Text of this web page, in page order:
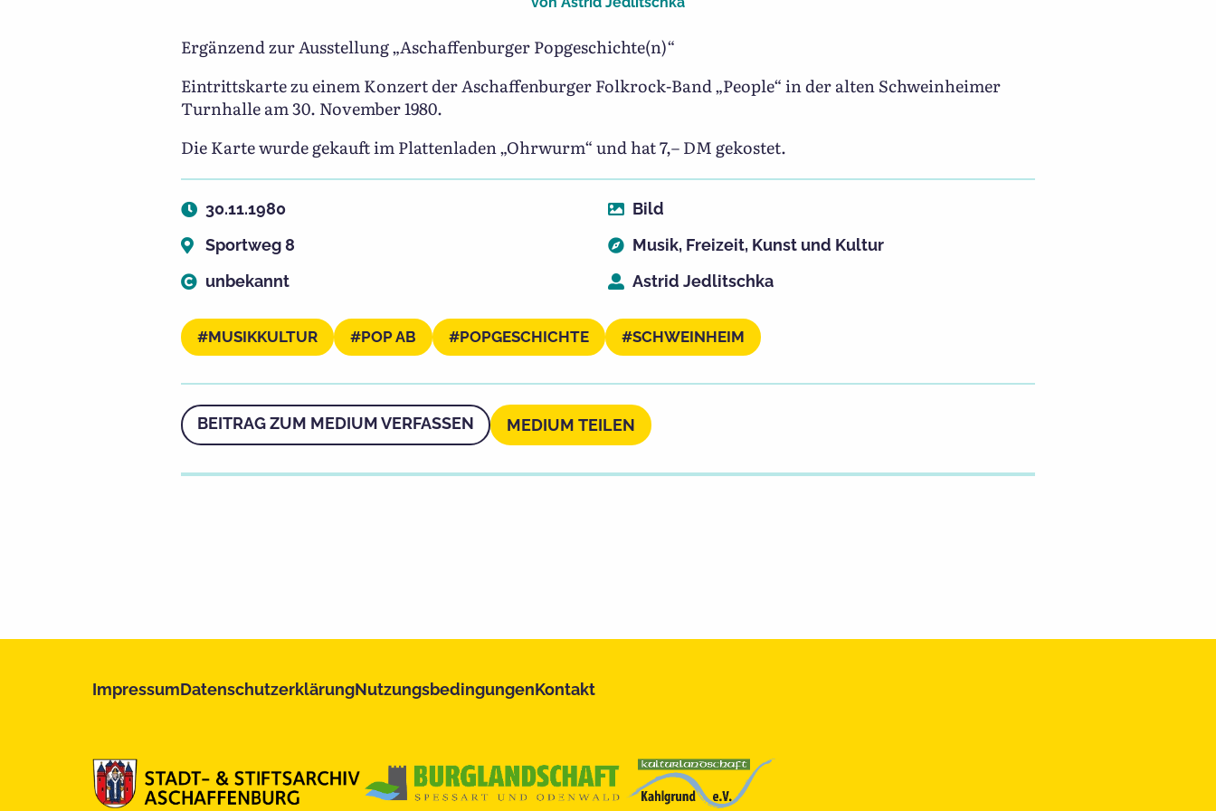
Ergänzend zur Ausstellung „Aschaffenburger Popgeschichte(n)“
Eintrittskarte zu einem Konzert der Aschaffenburger Folkrock-Band „People“ in der alten Schweinheimer
Turnhalle am 30. November 1980.
Die Karte wurde gekauft im Plattenladen „Ohrwurm“ und hat 7,– DM gekostet.
30.11.1980
Sportweg 8
Bild
Musik, Freizeit, Kunst und Kultur
unbekannt
Astrid Jedlitschka
MUSIKKULTUR POP AB POPGESCHICHTE SCHWEINHEIM
BEITRAG ZUM MEDIUM VERFASSEN MEDIUM TEILEN
ImpressumDatenschutzerklärungNutzungsbedingungenKontakt